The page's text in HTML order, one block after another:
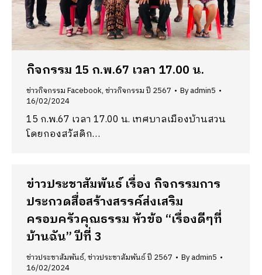
กิจกรรม 15 ก.พ.67 เวลา 17.00 น.
ข่าวกิจกรรม Facebook,ข่าวกิจกรรม ปี 2567 Byadmin5
16/02/2024
15 ก.พ.67 เวลา 17.00 น. เทศบาลเมืองบ้านสวน
โดยกองสวัสดิก…
ข่าวประชาสัมพันธ์ เรื่อง กิจกรรมการ
ประกวดสื่อสร้างสรรค์ส่งเสริม
ครอบครัวคุณธรรม หัวข้อ “เรื่องดีๆที่
บ้านฉัน” ปีที่ 3
ข่าวประชาสัมพันธ์,ข่าวประชาสัมพันธ์ ปี 2567 Byadmin5
16/02/2024